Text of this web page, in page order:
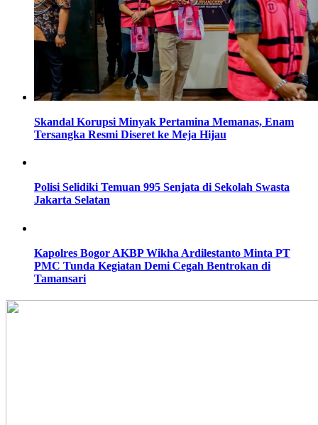
Skandal Korupsi Minyak Pertamina Memanas, Enam
Tersangka Resmi Diseret ke Meja Hijau
Polisi Selidiki Temuan 995 Senjata di Sekolah Swasta
Jakarta Selatan
Kapolres Bogor AKBP Wikha Ardilestanto Minta PT
PMC Tunda Kegiatan Demi Cegah Bentrokan di
Tamansari